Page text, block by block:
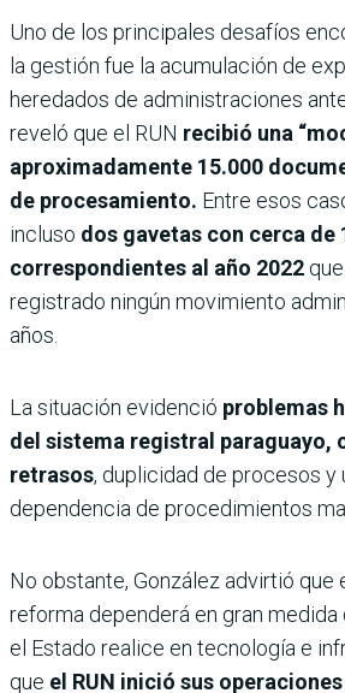
Uno de los principales desafíos
la gestión fue la acumulación de
heredados de administraciones
reveló que el RUN recibió una
aproximadamente 15.000
de procesamiento. Entre esos
incluso dos gavetas con cerca de
correspondientes al año 2022
registrado ningún movimiento
años.
La situación evidenció problemas
del sistema registral paraguayo,
retrasos, duplicidad de procesos y
dependencia de procedimientos
No obstante, González advirtió que
reforma dependerá en gran medida
el Estado realice en tecnología e
que el RUN inició sus